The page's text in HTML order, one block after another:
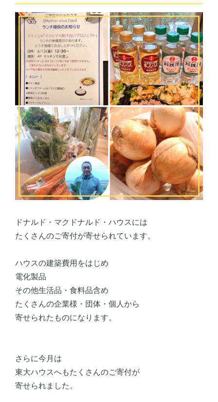
ドナルド・マクドナルド・ハウスには
たくさんのご寄付が寄せられています。
ハウスの建築費用をはじめ
電化製品
その他生活品・食料品含め
たくさんの企業様・団体・個人から
寄せられたものになります。
さらに今月は
東大ハウスへもたくさんのご寄付が
寄せられました。